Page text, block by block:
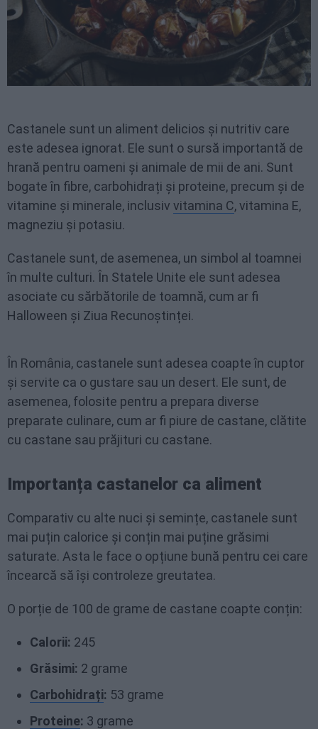
Castanele sunt un aliment delicios și nutritiv care
este adesea ignorat. Ele sunt o sursă importantă de
hrană pentru oameni și animale de mii de ani. Sunt
bogate în fibre, carbohidrați și proteine, precum și de
vitamine și minerale, inclusiv vitamina C, vitamina E,
magneziu și potasiu.
Castanele sunt, de asemenea, un simbol al toamnei
în multe culturi. În Statele Unite ele sunt adesea
asociate cu sărbătorile de toamnă, cum ar fi
Halloween și Ziua Recunoștinței.
În România, castanele sunt adesea coapte în cuptor
și servite ca o gustare sau un desert. Ele sunt, de
asemenea, folosite pentru a prepara diverse
preparate culinare, cum ar fi piure de castane, clătite
cu castane sau prăjituri cu castane.
Importanța castanelor ca aliment
Comparativ cu alte nuci și semințe, castanele sunt
mai puțin calorice și conțin mai puține grăsimi
saturate. Asta le face o opțiune bună pentru cei care
încearcă să își controleze greutatea.
O porție de 100 de grame de castane coapte conțin:
Calorii: 245
Grăsimi: 2 grame
Carbohidrați: 53 grame
Proteine: 3 grame